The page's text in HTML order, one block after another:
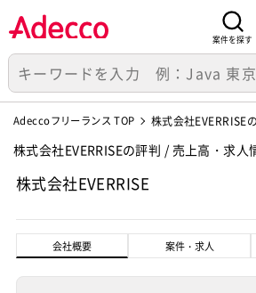
案件を探す
Adeccoフリーランス TOP 株式会社EVERRISE
株式会社EVERRISEの評判 / 売上高・求人
株式会社EVERRISE
会社概要 案件・求人